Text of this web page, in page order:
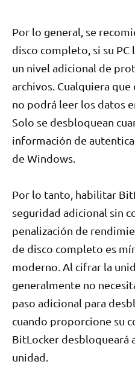
Por lo general, se
disco completo, si su
un nivel adicional de
archivos. Cualquiera
no podrá leer los datos
Solo se desbloquean
información de
de Windows.
Por lo tanto, habilitar
seguridad adicional sin
penalización de
de disco completo es
moderno. Al cifrar la
generalmente no
paso adicional para
cuando proporcione su
BitLocker desbloqueará
unidad.